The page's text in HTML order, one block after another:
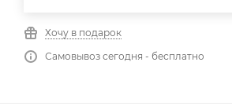
Хочу в подарок
Самовывоз сегодня - бесплатно